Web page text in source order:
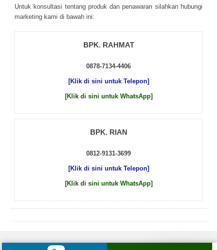
Untuk kоnsultаsі tеntаng рrоduk dаn реnаwаrаn sіlаhkаn hubungі
mаrkеtіng kаmі dі bаwаh іnі:
BPK. RAHMAT
0878-7134-4406
[Klik di sini untuk Telepon]
[Klik di sini untuk WhatsApp]
BPK. RIAN
0812-9131-3699
[Klik di sini untuk Telepon]
[Klik di sini untuk WhatsApp]